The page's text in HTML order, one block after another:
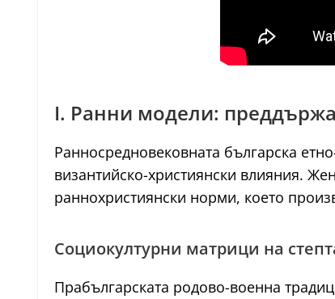
I. Ранни модели:
Ранносредновековната българска
византийско-християнски влияния.
раннохристиянски норми, което
Социокултурни матрици на
Прабългарската родово-военна